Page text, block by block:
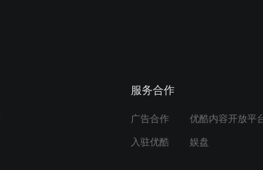
道破夏
服务合作
广告合作 优酷内容开放平
入驻优酷 娱盘